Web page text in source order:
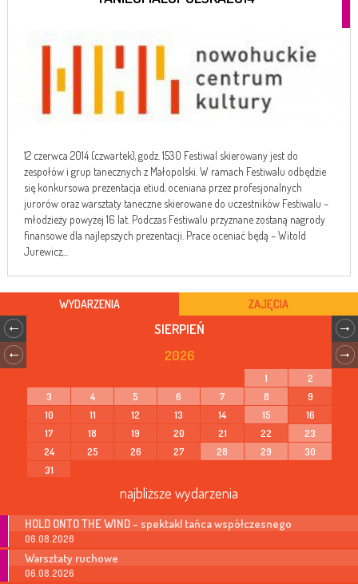
12 czerwca 2014 (czwartek), godz. 1530 Festiwal skierowany jest do
zespołów i grup tanecznych z Małopolski. W ramach Festiwalu odbędzie
się konkursowa prezentacja etiud, oceniana przez profesjonalnych
jurorów oraz warsztaty taneczne skierowane do uczestników Festiwalu –
młodzieży powyżej 16 lat. Podczas Festiwalu przyznane zostaną nagrody
finansowe dla najlepszych prezentacji. Prace oceniać będą – Witold
Jurewicz,...
WYDARZENIA ZAJĘCIA
SIERPIEŃ
2026
1
2
3
4 5 6 7 8
9
10
11 12 13 14 15
16
17
18 19 20 21 22
23
24
25 26 27 28 29
30
31
najbliższe wydarzenia
HOLD ONTO THE WIND – spektakl tańca współczesnego
06.08.2026
Warsztaty ruchowe
06.08.2026